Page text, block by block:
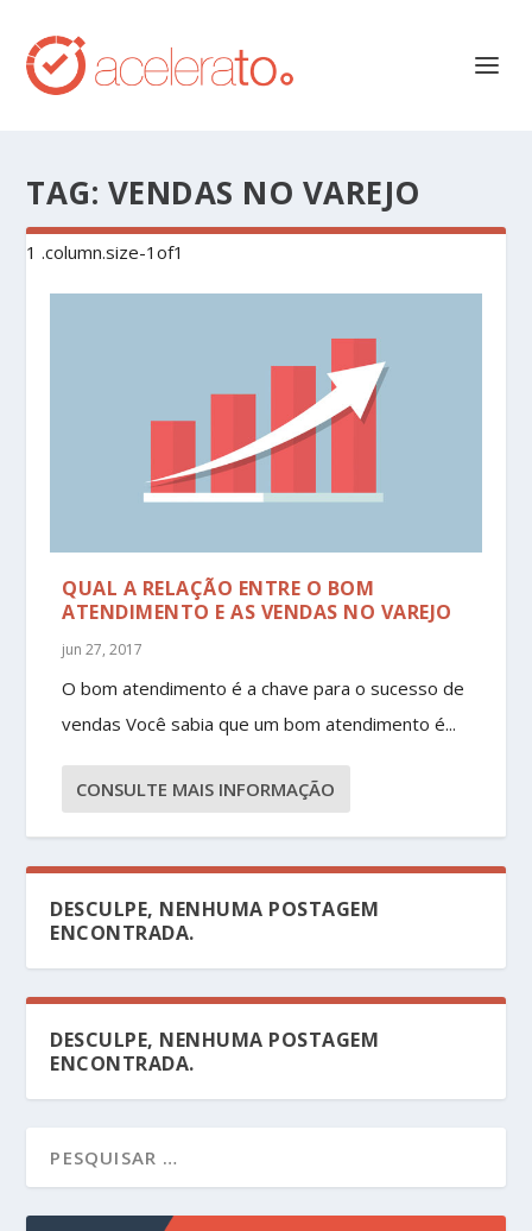
TAG: VENDAS NO VAREJO
QUAL A RELAÇÃO ENTRE O BOM
ATENDIMENTO E AS VENDAS NO VAREJO
jun 27, 2017
O bom atendimento é a chave para o sucesso de
vendas Você sabia que um bom atendimento é...
CONSULTE MAIS INFORMAÇÃO
DESCULPE, NENHUMA POSTAGEM
ENCONTRADA.
DESCULPE, NENHUMA POSTAGEM
ENCONTRADA.